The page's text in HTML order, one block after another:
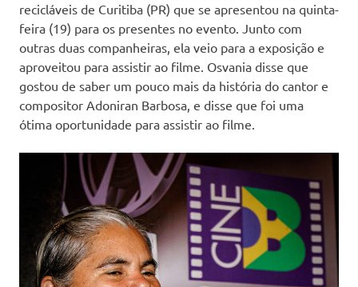
recicláveis de Curitiba (PR) que se apresentou na quinta-
feira (19) para os presentes no evento. Junto com
outras duas companheiras, ela veio para a exposição e
aproveitou para assistir ao filme. Osvania disse que
gostou de saber um pouco mais da história do cantor e
compositor Adoniran Barbosa, e disse que foi uma
ótima oportunidade para assistir ao filme.